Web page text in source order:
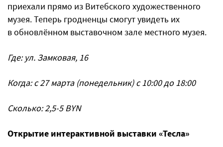
приехали прямо из Витебского художественного
музея. Теперь гродненцы смогут увидеть их
в обновлённом выставочном зале местного музея.
Где: ул. Замковая, 16
Когда: с 27 марта (понедельник) с 10:00 до 18:00
Сколько: 2,5-5 BYN
Открытие интерактивной выставки «Тесла»